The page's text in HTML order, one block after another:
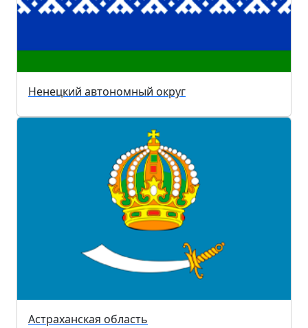
Ненецкий автономный округ
Астраханская область